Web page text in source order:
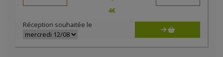
4€
Réception souhaitée le